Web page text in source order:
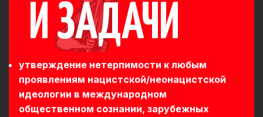
И ЗАДАЧИ
утверждение нетерпимости к любым
проявлениям нацистской/неонацистской
идеологии в международном
общественном сознании, зарубежных